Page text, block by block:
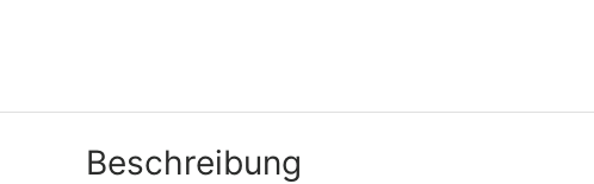
Beschreibung